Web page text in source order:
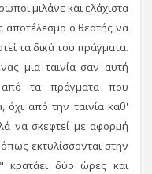
μιλάνε και ελάχιστα
αποτέλεσμα ο θεατής να
τα δικά του πράγματα.
μια ταινία σαν αυτή
από τα πράγματα που
όχι από την ταινία καθ'
να σκεφτεί με αφορμή
εκτυλίσσονται στην
κρατάει δύο ώρες και